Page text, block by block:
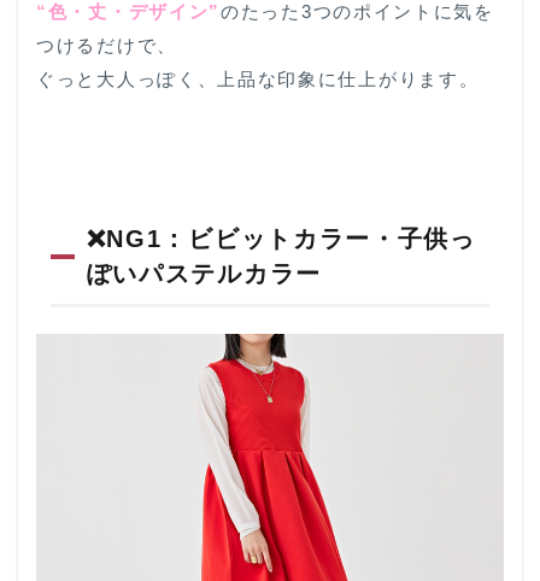
ン
2
周り
ース
着こ
なし
“色・丈・デザイン”のたった3つのポイントに気を
つけるだけで、
ぐっと大人っぽく、上品な印象に仕上がります。
❌️NG1：ビビットカラー・子供っ
ぽいパステルカラー